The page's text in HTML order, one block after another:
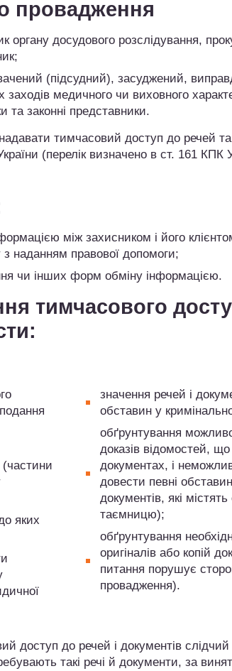
провадження
органу досудового розслідування,
(підсудний), засуджений,
медичного чи виховного
та законні представники.
тимчасовий доступ до речей
(перелік визначено в ст. 161 КПК
між захисником і його
з наданням правової допомоги;
чи інших форм обміну інформацією.
тимчасового
(частини
яких
значення речей і
обставин у
обґрунтування
доказів відомостей,
документах, і
довести певні
документів, які
таємницю);
обґрунтування
оригіналів або копій
питання порушує
провадження).
доступ до речей і документів
такі речі й документи, за